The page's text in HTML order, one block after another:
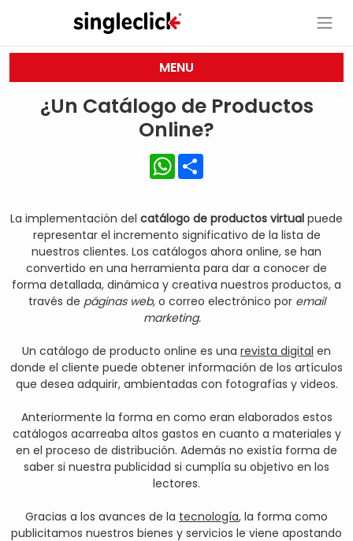
MENU
¿Un Catálogo de Productos
Online?
WhatsApp
La implementación del catálogo de productos virtual puede
representar el incremento significativo de la lista de
nuestros clientes. Los catálogos ahora online, se han
convertido en una herramienta para dar a conocer de
forma detallada, dinámica y creativa nuestros productos, a
través de páginas web, o correo electrónico por email
marketing.
Un catálogo de producto online es una revista digital en
donde el cliente puede obtener información de los artículos
que desea adquirir, ambientadas con fotografías y videos.
Anteriormente la forma en como eran elaborados estos
catálogos acarreaba altos gastos en cuanto a materiales y
en el proceso de distribución. Además no existía forma de
saber si nuestra publicidad si cumplía su objetivo en los
lectores.
Gracias a los avances de la tecnología, la forma como
publicitamos nuestros bienes y servicios le viene apostando